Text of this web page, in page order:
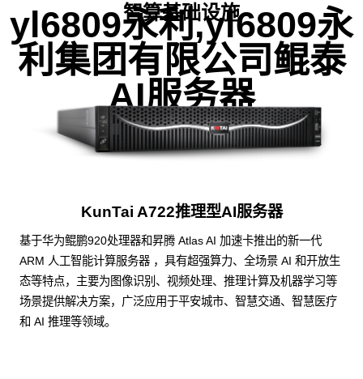
智算基础设施
yl6809永利,yl6809永
利集团有限公司鲲泰
AI服务器
KunTai A722推理型AI服务器
基于华为鲲鹏920处理器和昇腾 Atlas AI 加速卡推出的新一代
ARM 人工智能计算服务器 ，具有超强算力、全场景 AI 和开放生
态等特点，主要为图像识别、视频处理、推理计算及机器学习等
场景提供解决方案，广泛应用于平安城市、智慧交通、智慧医疗
和 AI 推理等领域。